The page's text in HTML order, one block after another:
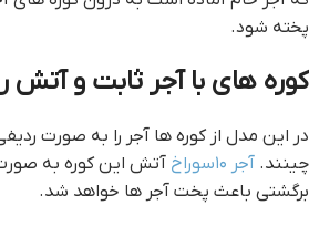
پخته شود.
کوره های با آجر ثابت و آتش
در این مدل از کوره ها آجر را به صورت
چینند. آجر ۱۰سوراخ
آتش این کوره به
برگشتی باعث پخت آجر ها خواهد شد.